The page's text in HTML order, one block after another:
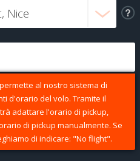
al nostro sistema di
d'orario del volo. Tramite il
adattare l'orario di pickup,
di pickup manualmente. Se
di indicare: "No flight".